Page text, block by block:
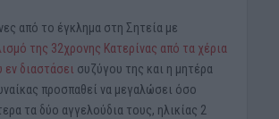
από το έγκλημα στη Σητεία με
της 32χρονης Κατερίνας από τα χέρια
διαστάσει συζύγου της και η μητέρα
προσπαθεί να μεγαλώσει όσο
τα δύο αγγελούδια τους, ηλικίας 2